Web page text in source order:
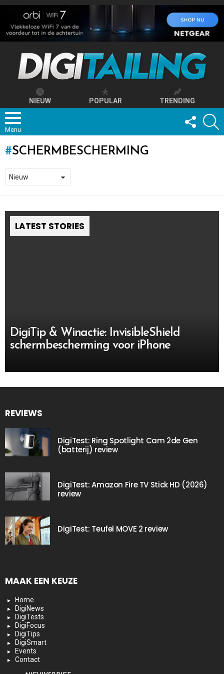
NIEUW POPULAR TRENDING
Menu
FOLLOW
US
SCHERMBESCHERMING
LATEST STORIES
DigiTip & Winactie: InvisibleShield
schermbescherming voor iPhone
REVIEWS
DigiTest: Ring Spotlight Cam 2de Gen
(batterij) review
DigiTest: Amazon Fire TV Stick HD (2026)
review
DigiTest: Teufel MOVE 2 review
MAAK EEN KEUZE
Home
DigiNews
DigiTests
DigiFocus
DigiTips
DigiSmart
Events
Contact